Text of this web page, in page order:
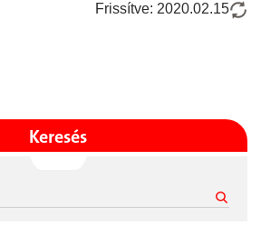
Frissítve: 2020.02.15
Keresés